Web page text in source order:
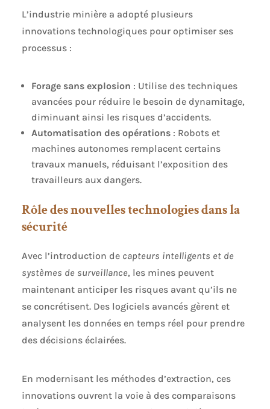
L’industrie minière a adopté plusieurs
innovations technologiques pour optimiser ses
processus :
Forage sans explosion : Utilise des techniques
avancées pour réduire le besoin de dynamitage,
diminuant ainsi les risques d’accidents.
Automatisation des opérations: Robots et
machines autonomes remplacent certains
travaux manuels, réduisant l’exposition des
travailleurs aux dangers.
Rôle des nouvelles technologies dans la
sécurité
Avec l’introduction de capteurs intelligents et de
systèmes de surveillance, les mines peuvent
maintenant anticiper les risques avant qu’ils ne
se concrétisent. Des logiciels avancés gèrent et
analysent les données en temps réel pour prendre
des décisions éclairées.
En modernisant les méthodes d’extraction, ces
innovations ouvrent la voie à des comparaisons